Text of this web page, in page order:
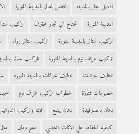
افضل نجار بالمدينة
افضل نجالر بالمدينة المنورة
المدينة المنورة
تحتاج الي نجار محترف تركيب
تركيب ستائر بالمدينة المنورة
تركيب ستائر رول
تركيب غرف نوم بالمدينة المنورة
تلركيب ستائر
تنظيف خزانات
تنظيف خزانات بالمدينة المنورة
خصومات ممتازة
خطوات تركيب غرف نوم
دهان باحدرفيدة
دهان بينبع
فك وتركيب
كيفية الحفاظ علي الاثاث الخشبي
معلم دهان